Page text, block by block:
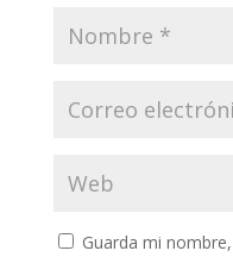
Guarda mi